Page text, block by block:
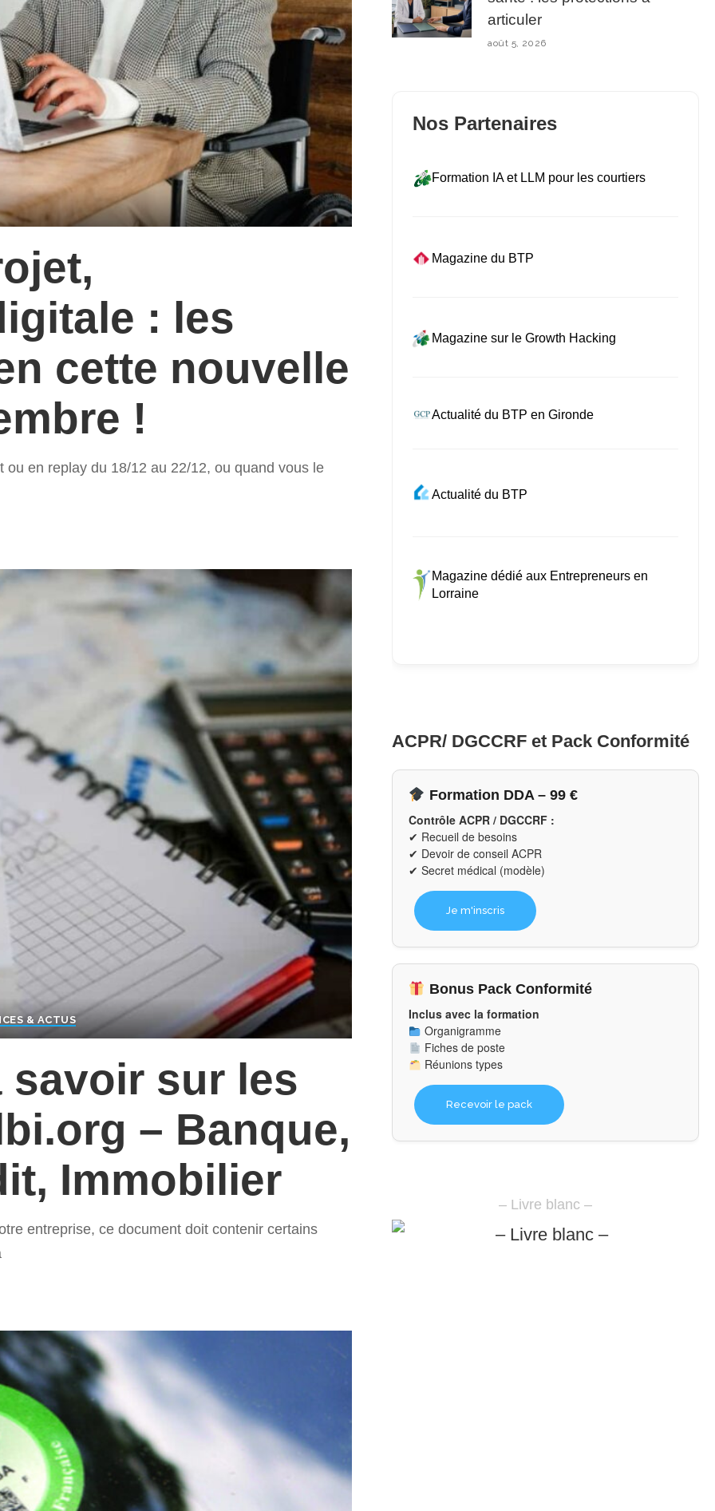
: les
cette nouvelle
!
en replay du 18/12 au 22/12, ou quand vous le
& ACTUS
savoir sur les
– Banque,
Immobilier
entreprise, ce document doit contenir certains
articuler
août 5, 2026
Nos Partenaires
Formation IA et LLM pour les courtiers
Magazine du BTP
Magazine sur le Growth Hacking
Actualité du BTP en Gironde
Actualité du BTP
Magazine dédié aux Entrepreneurs en
Lorraine
ACPR/ DGCCRF et Pack Conformité
Formation DDA – 99 €
Contrôle ACPR / DGCCRF :
✔ Recueil de besoins
✔ Devoir de conseil ACPR
✔ Secret médical (modèle)
Je m'inscris
Bonus Pack Conformité
Inclus avec la formation
Organigramme
Fiches de poste
Réunions types
Recevoir le pack
– Livre blanc –